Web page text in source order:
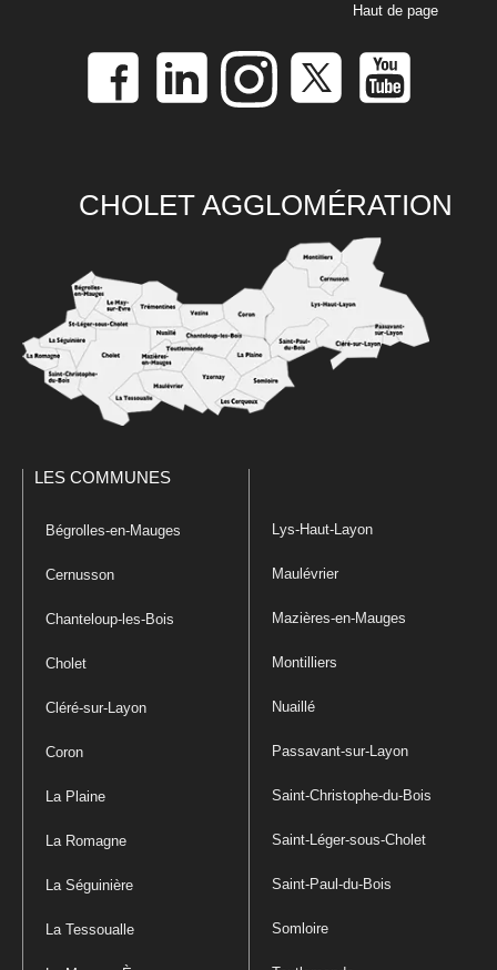
Haut de page
CHOLET AGGLOMÉRATION
LES COMMUNES
Bégrolles-en-Mauges
Cernusson
Chanteloup-les-Bois
Cholet
Cléré-sur-Layon
Coron
La Plaine
La Romagne
La Séguinière
La Tessoualle
Lys-Haut-Layon
Maulévrier
Mazières-en-Mauges
Montilliers
Nuaillé
Passavant-sur-Layon
Saint-Christophe-du-Bois
Saint-Léger-sous-Cholet
Saint-Paul-du-Bois
Somloire